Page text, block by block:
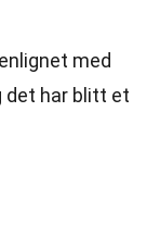
med
det har blitt et